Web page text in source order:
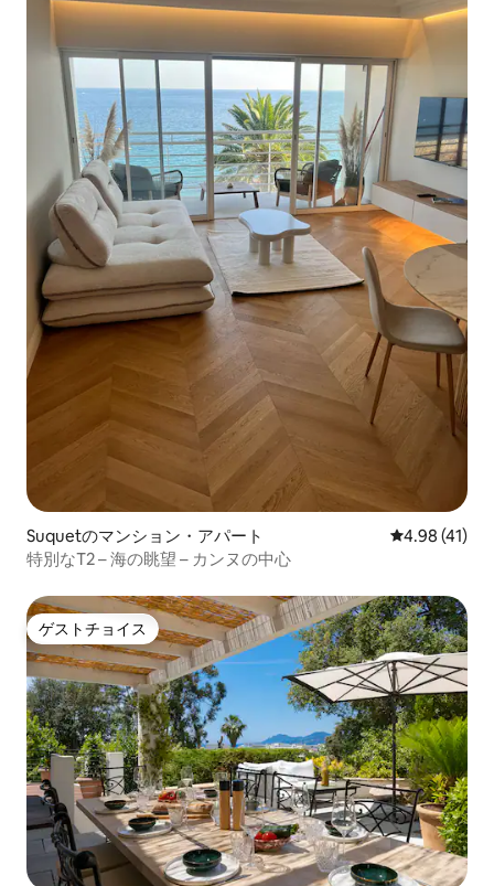
Suquetのマンション・アパート レビュー41
4.98 (41)
特別なT2 – 海の眺望 – カンヌの中心
ゲストチョイス
ゲストチョイス